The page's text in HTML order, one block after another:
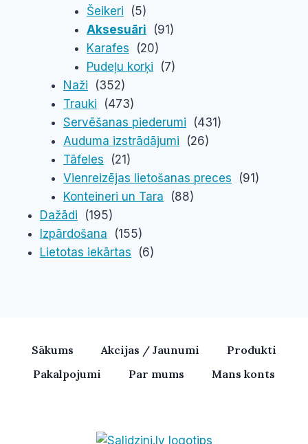
Šeikeri
(5)
Aksesuāri
(91)
Karafes
(20)
Pudeļu korķi
(7)
Naži
(352)
Trauki
(473)
Servēšanas piederumi
(431)
Auduma izstrādājumi
(26)
Tāfeles
(21)
Vienreizējas lietošanas preces
(91)
Konteineri un Tara
(88)
Dažādi
(195)
Izpārdošana
(155)
Lietotas iekārtas
(6)
Sākums Akcijas / Jaunumi
Produkti
Pakalpojumi
Par mums Mans konts